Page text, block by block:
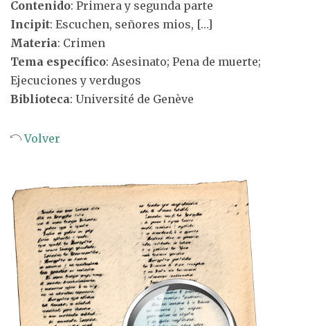
Contenido: Primera y segunda parte
Incipit: Escuchen, señores mios, […]
Materia: Crimen
Tema específico: Asesinato; Pena de muerte;
Ejecuciones y verdugos
Biblioteca: Université de Genève
Volver